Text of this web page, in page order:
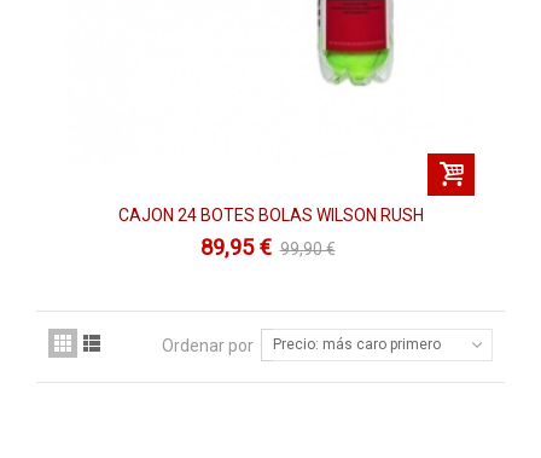
CAJON 24 BOTES BOLAS WILSON RUSH
89,95 € 99,90 €
Ordenar por Precio: más caro primero